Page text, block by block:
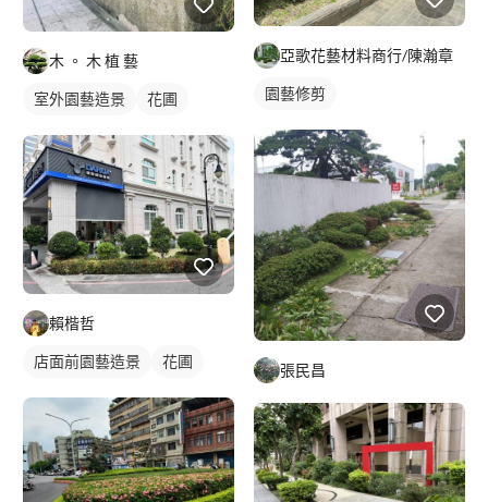
木 。 木 植 藝
室外園藝造景 花圃
賴楷哲
店面前園藝造景 花圃
亞歌花藝材料商行/陳瀚章
園藝修剪
張民昌